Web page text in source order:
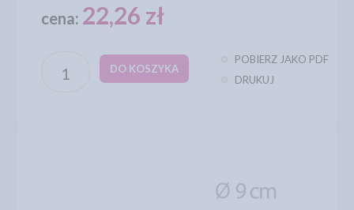
cena: 22,26 zł
DO KOSZYKA
POBIERZ JAKO PDF
DRUKUJ